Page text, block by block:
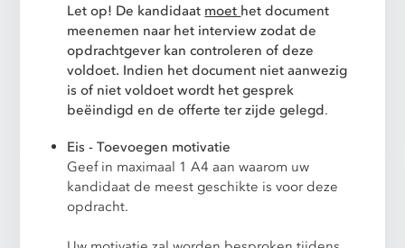
Let op! De kandidaat moet het document
meenemen naar het interview zodat de
opdrachtgever kan controleren of deze
voldoet. Indien het document niet aanwezig
is of niet voldoet wordt het gesprek
beëindigd en de offerte ter zijde gelegd.
Eis - Toevoegen motivatie
Geef in maximaal 1 A4 aan waarom uw
kandidaat de meest geschikte is voor deze
opdracht.